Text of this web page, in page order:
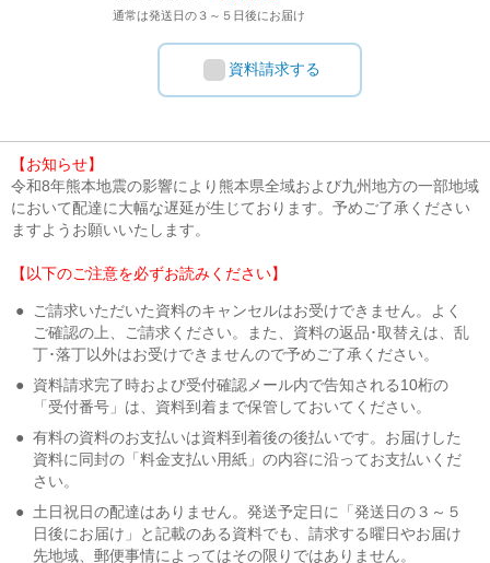
通常は発送日の３～５日後にお届け
資料請求する
【お知らせ】
令和8年熊本地震の影響により熊本県全域および九州地方の一部地域
において配達に大幅な遅延が生じております。予めご了承ください
ますようお願いいたします。
【以下のご注意を必ずお読みください】
●
ご請求いただいた資料のキャンセルはお受けできません。よく
ご確認の上、ご請求ください。また、資料の返品･取替えは、乱
丁･落丁以外はお受けできませんので予めご了承ください。
● 資料請求完了時および受付確認メール内で告知される10桁の
「受付番号」は、資料到着まで保管しておいてください。
● 有料の資料のお支払いは資料到着後の後払いです。お届けした
資料に同封の「料金支払い用紙」の内容に沿ってお支払いくだ
さい。
● 土日祝日の配達はありません。発送予定日に「発送日の３～５
日後にお届け」と記載のある資料でも、請求する曜日やお届け
先地域、郵便事情によってはその限りではありません。